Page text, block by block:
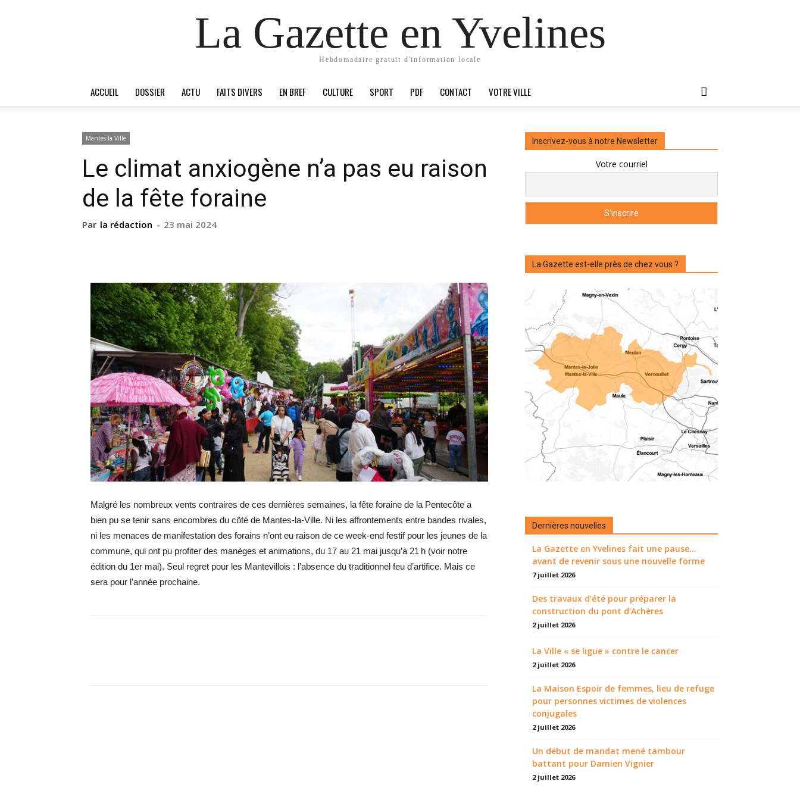
La Gazette en Yvelines
Hebdomadaire gratuit d'information locale
ACCUEIL DOSSIER ACTU FAITS DIVERS EN BREF CULTURE SPORT PDF CONTACT VOTRE VILLE
Mantes-la-Ville
Le climat anxiogène n’a pas eu raison
de la fête foraine
Par la rédaction - 23 mai 2024
Malgré les nombreux vents contraires de ces dernières semaines, la fête foraine de la Pentecôte a
bien pu se tenir sans encombres du côté de Mantes-la-Ville. Ni les affrontements entre bandes rivales,
ni les menaces de manifestation des forains n’ont eu raison de ce week-end festif pour les jeunes de la
commune, qui ont pu profiter des manèges et animations, du 17 au 21 mai jusqu’à 21 h (voir notre
édition du 1er mai). Seul regret pour les Mantevillois : l’absence du traditionnel feu d’artifice. Mais ce
sera pour l’année prochaine.
Inscrivez-vous à notre Newsletter
Votre courriel
La Gazette est-elle près de chez vous ?
Dernières nouvelles
La Gazette en Yvelines fait une pause...
avant de revenir sous une nouvelle forme
7 juillet 2026
Des travaux d’été pour préparer la
construction du pont d’Achères
2 juillet 2026
La Ville « se ligue » contre le cancer
2 juillet 2026
La Maison Espoir de femmes, lieu de refuge
pour personnes victimes de violences
conjugales
2 juillet 2026
Un début de mandat mené tambour
battant pour Damien Vignier
2 juillet 2026